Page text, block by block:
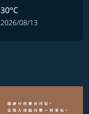
30°C
2026/08/13